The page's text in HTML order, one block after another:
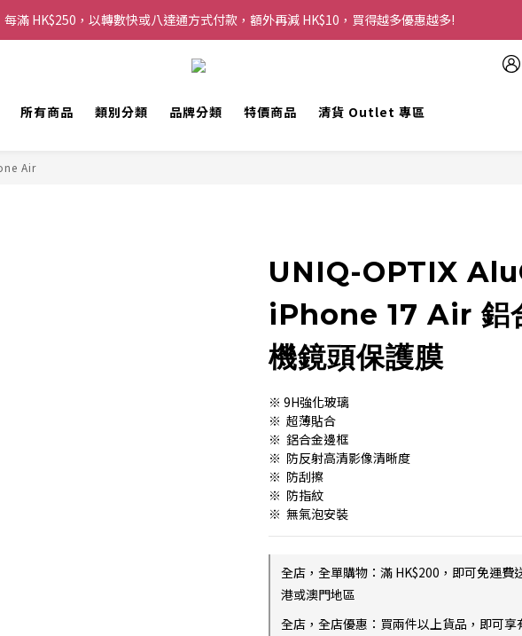
購物滿 HK$200 即可免運費，派送至香港及澳門地區
滿 HK$250，以轉數快或八達通方式付款，額外再減 HK$10，買得越多優惠越多!
歡迎 WhatsApp 6123 6918 查詢或電郵到 info@topwinner.com.hk
所有商品 類別分類 品牌分類 特價商品 清貨 Outlet 專區
Air
UNIQ-OPTIX
iPhone 17 Air 鋁
機鏡頭保護膜
※ 9H強化玻璃
※  超薄貼合
※  鋁合金邊框
※  防反射高清影像清晰度
※  防刮擦
※  防指紋
※  無氣泡安裝
全店，全單購物：滿 HK$200，即可免運費
港或澳門地區
全店，全店優惠：買兩件以上貨品，即可享